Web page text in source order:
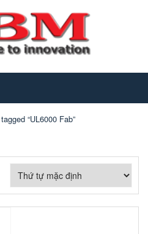
“UL6000 Fab”